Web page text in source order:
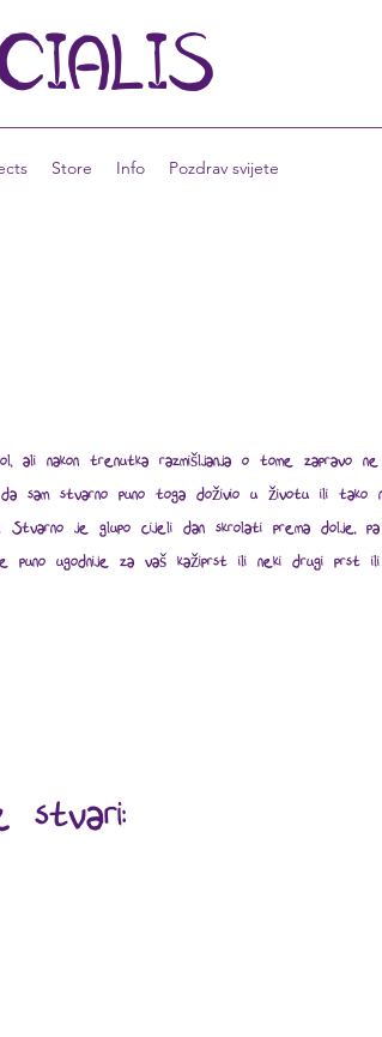
Store Info Pozdrav svijete
nakon trenutka razmišljanja o tome zapravo
sam stvarno puno toga doživio u životu ili tako
je glupo cijeli dan skrolati prema dolje, pa
ugodnije za vaš kažiprst ili neki drugi prst
stvari: